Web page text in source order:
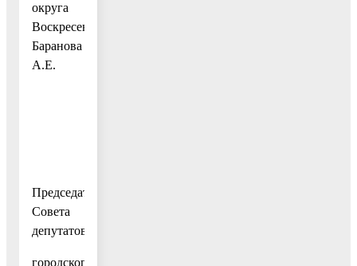
округа
Воскресенск
Баранова
А.Е.
Председатель
Совета
депутатов
городского